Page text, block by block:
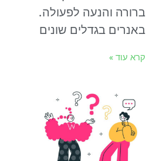
ברורה והנעה לפעולה.
באנרים בגדלים שונים
קרא עוד »